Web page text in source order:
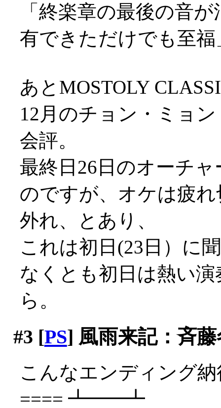
「終楽章の最後の音
有できただけでも至
あとMOSTOLY
12月のチョン・ミョ
会評。
最終日26日のオーチ
のですが、オケは疲
外れ、とあり、
これは初日(23日）に
なくとも初日は熱い
ら。
#3 [PS] 風雨来記：斉
こんなエンディング
==== ┻━━┻